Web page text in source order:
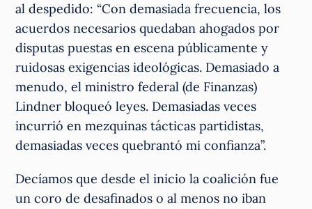
al despedido: “Con demasiada frecuencia, los
acuerdos necesarios quedaban ahogados por
disputas puestas en escena públicamente y
ruidosas exigencias ideológicas. Demasiado a
menudo, el ministro federal (de Finanzas)
Lindner bloqueó leyes. Demasiadas veces
incurrió en mezquinas tácticas partidistas,
demasiadas veces quebrantó mi confianza”.
Decíamos que desde el inicio la coalición fue
un coro de desafinados o al menos no iban